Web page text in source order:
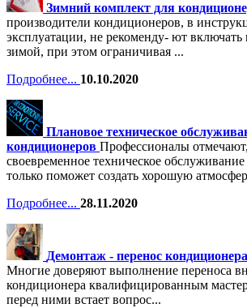
Зимний комплект для
производители кондиционеров, в
эксплуатации, не рекоменду- ют
зимой, при этом ограничивая ...
Подробнее... 10.10.2020
Плановое техническое
кондиционеров Профессионалы
своевременное техническое
только поможет создать хорошую
Подробнее... 28.11.2020
Демонтаж - перенос
Многие доверяют выполнение переноса
кондиционера квалифицированным
перед ними встает вопрос...